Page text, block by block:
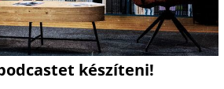
készíteni!